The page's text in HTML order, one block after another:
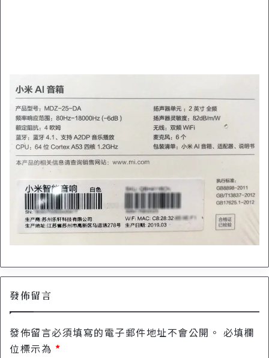
發佈留言
發佈留言必須填寫的電子郵件地址不會公開。 必填欄
位標示為 *